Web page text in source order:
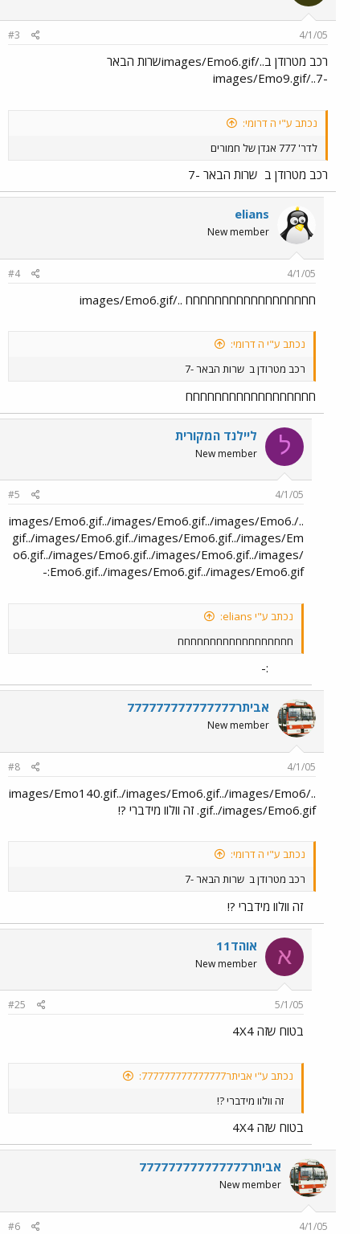
4/1/05
#3
רכב מטרודן ב../images/Emo6.gifשרות הבאר
-7../images/Emo9.gif
נכתב ע"י ה דרומי:
לדר' 777 אגדן של חמורים
רכב מטרודן ב שרות הבאר -7
elians
New member
4/1/05
#4
חחחחחחחחחחחחחחחחחח ../images/Emo6.gif
נכתב ע"י ה דרומי:
רכב מטרודן ב שרות הבאר -7
חחחחחחחחחחחחחחחחחח
ל ליילנד המקורית
New member
4/1/05
#5
../images/Emo6.gif../images/Emo6.gif../images/Emo6.
gif../images/Emo6.gif../images/Emo6.gif../images/Em
o6.gif../images/Emo6.gif../images/Emo6.gif../images/
Emo6.gif../images/Emo6.gif../images/Emo6.gif:-
נכתב ע"י elians:
חחחחחחחחחחחחחחחחחח
:-
אביתר777777777777777
New member
4/1/05
#8
../images/Emo140.gif../images/Emo6.gif../images/Emo6
.gif../images/Emo6.gif זה וולוו מידברי ?!
נכתב ע"י ה דרומי:
רכב מטרודן ב שרות הבאר -7
זה וולוו מידברי ?!
א אוהד11
New member
5/1/05
#25
בטוח שזה 4X4
נכתב ע"י אביתר777777777777777:
זה וולוו מידברי ?!
בטוח שזה 4X4
אביתר777777777777777
New member
4/1/05
#6